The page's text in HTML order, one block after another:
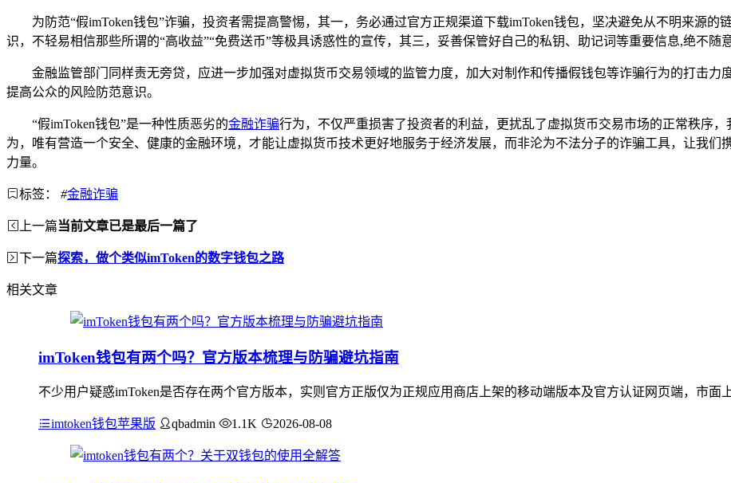
为防范“假imToken钱包”诈骗，投资者需提高警惕，其一，务必通过官方正规渠道下载imToken钱包，坚决避免从不明来源
识，不轻易相信那些所谓的“高收益”“免费送币”等极具诱惑性的宣传，其三，妥善保管好自己的私钥、助记词等重要信息,绝不随
金融监管部门同样责无旁贷，应进一步加强对虚拟货币交易领域的监管力度，加大对制作和传播假钱包等诈骗行为的打击力
提高公众的风险防范意识。
“假imToken钱包”是一种性质恶劣的金融诈骗行为，不仅严重损害了投资者的利益，更扰乱了虚拟货币交易市场的正常秩序
为，唯有营造一个安全、健康的金融环境，才能让虚拟货币技术更好地服务于经济发展，而非沦为不法分子的诈骗工具，让我
力量。
标签： #金融诈骗
上一篇当前文章已是最后一篇了
下一篇探索，做个类似imToken的数字钱包之路
相关文章
imToken钱包有两个吗？官方版本梳理与防骗避坑指南
不少用户疑惑imToken是否存在两个官方版本，实则官方正版仅为正规应用商店上架的移动端版本及官方认证网页端，市面
imtoken钱包苹果版 qbadmin 1.1K 2026-08-08